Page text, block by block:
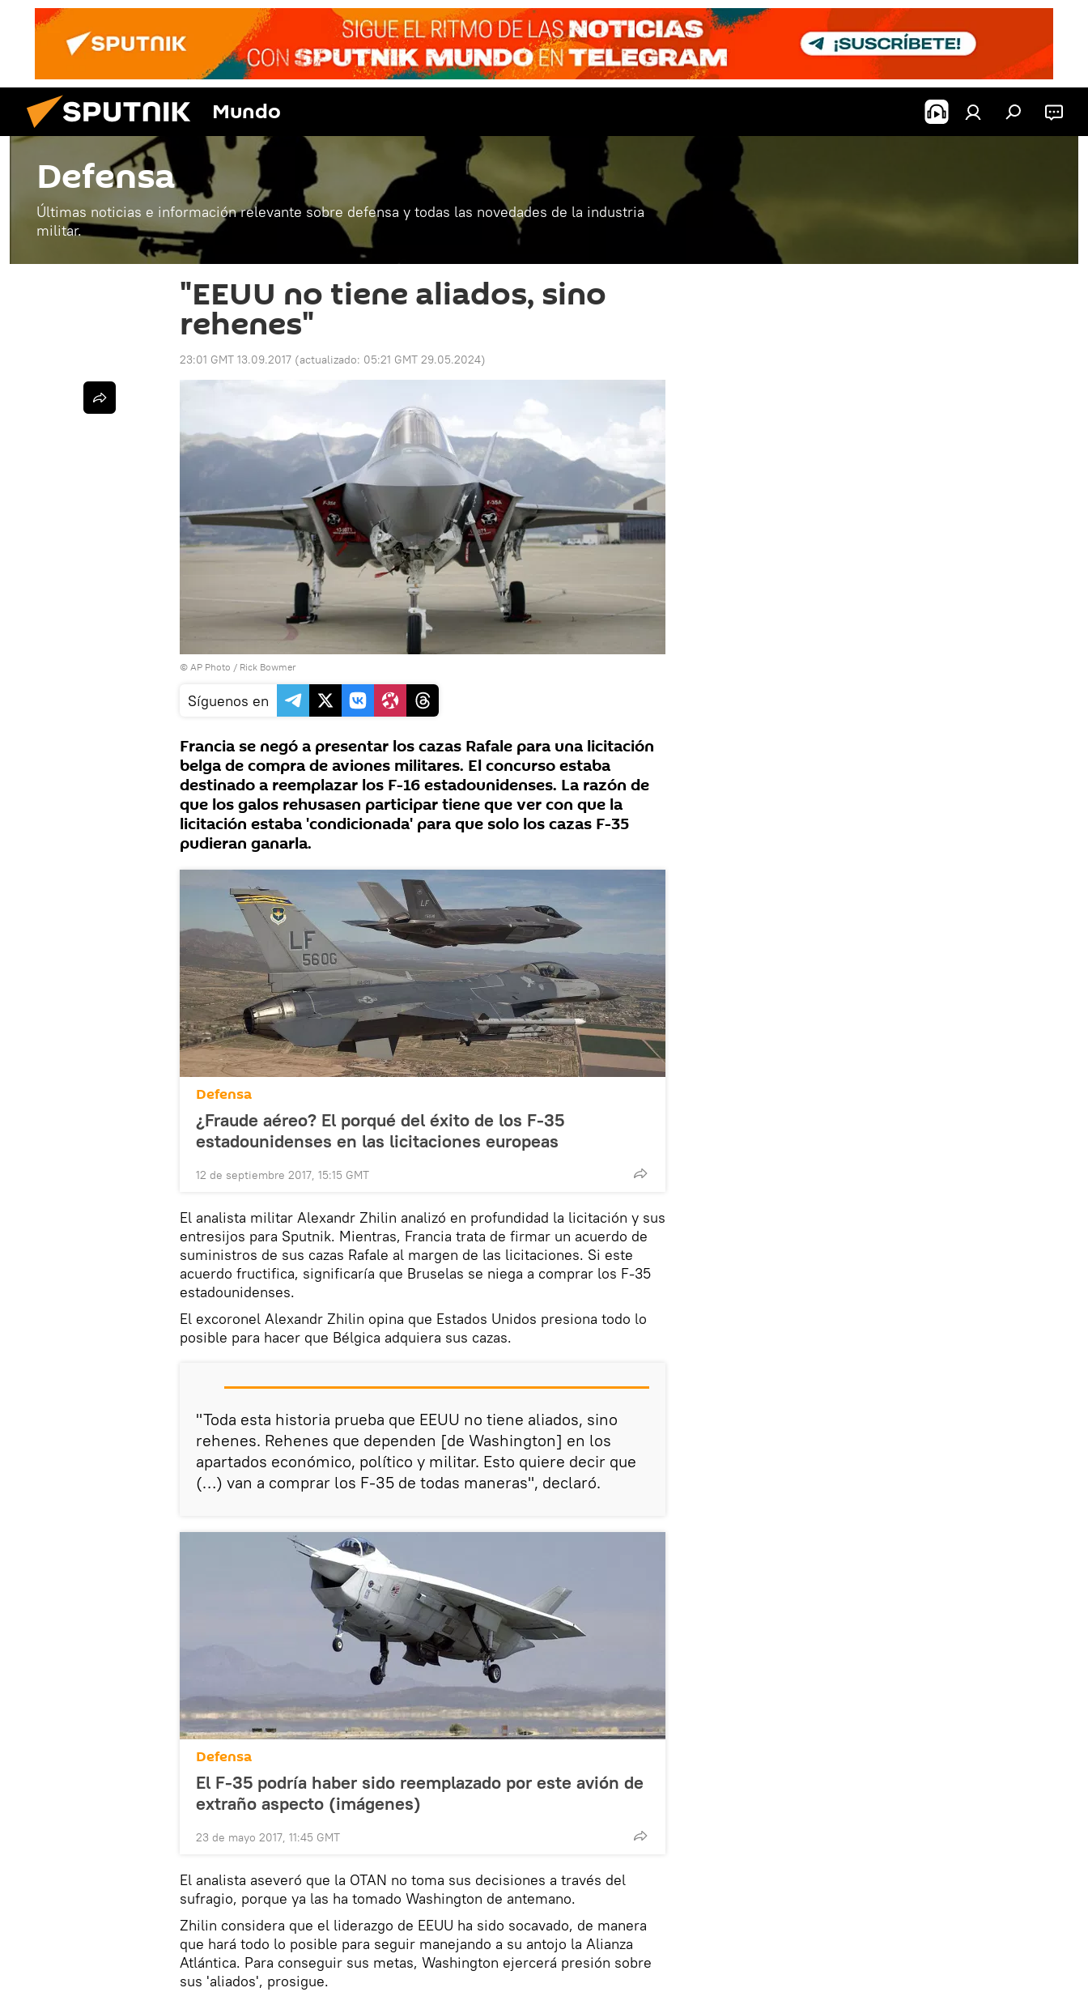
Mundo
Defensa
Últimas noticias e información relevante sobre defensa y todas las novedades de la industria
militar.
"EEUU no tiene aliados, sino
rehenes"
23:01 GMT 13.09.2017 (actualizado: 05:21 GMT 29.05.2024)
© AP Photo / Rick Bowmer
Síguenos en
Francia se negó a presentar los cazas Rafale para una licitación
belga de compra de aviones militares. El concurso estaba
destinado a reemplazar los F-16 estadounidenses. La razón de
que los galos rehusasen participar tiene que ver con que la
licitación estaba 'condicionada' para que solo los cazas F-35
pudieran ganarla.
Defensa
¿Fraude aéreo? El porqué del éxito de los F-35
estadounidenses en las licitaciones europeas
12 de septiembre 2017, 15:15 GMT
El analista militar Alexandr Zhilin analizó en profundidad la licitación y sus
entresijos para Sputnik. Mientras, Francia trata de firmar un acuerdo de
suministros de sus cazas Rafale al margen de las licitaciones. Si este
acuerdo fructifica, significaría que Bruselas se niega a comprar los F-35
estadounidenses.
El excoronel Alexandr Zhilin opina que Estados Unidos presiona todo lo
posible para hacer que Bélgica adquiera sus cazas.
"Toda esta historia prueba que EEUU no tiene aliados, sino
rehenes. Rehenes que dependen [de Washington] en los
apartados económico, político y militar. Esto quiere decir que
(…) van a comprar los F-35 de todas maneras", declaró.
Defensa
El F-35 podría haber sido reemplazado por este avión de
extraño aspecto (imágenes)
23 de mayo 2017, 11:45 GMT
El analista aseveró que la OTAN no toma sus decisiones a través del
sufragio, porque ya las ha tomado Washington de antemano.
Zhilin considera que el liderazgo de EEUU ha sido socavado, de manera
que hará todo lo posible para seguir manejando a su antojo la Alianza
Atlántica. Para conseguir sus metas, Washington ejercerá presión sobre
sus 'aliados', prosigue.